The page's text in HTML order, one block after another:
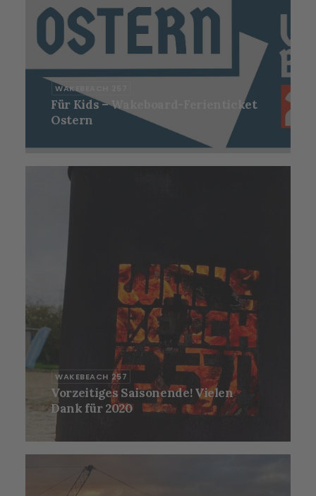
WAKEBEACH 257
Für Kids – Wakeboard-Ferienticket
Ostern
WAKEBEACH 257
Vorzeitiges Saisonende! Vielen
Dank für 2020